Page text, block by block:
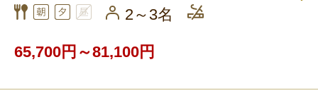
2～3名
65,700円～81,100円